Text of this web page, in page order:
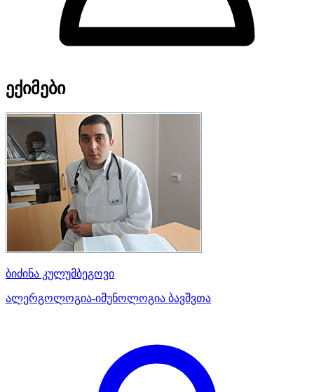
ექიმები
ბიძინა კულუმბეგოვი
ალერგოლოგია-იმუნოლოგია ბავშვთა